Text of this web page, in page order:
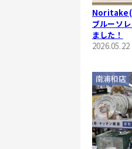
Noritake(
ブルーソ
ました！
2026.05.22
南浦和店